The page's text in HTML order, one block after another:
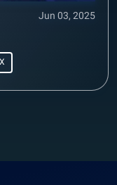
Jun 03, 2025